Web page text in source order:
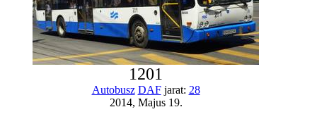
1201
Autobusz DAFjarat: 28
2014, Majus 19.